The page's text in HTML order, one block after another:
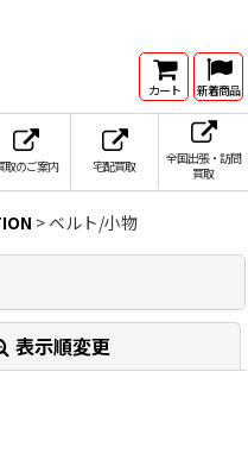
カート 新着商品
取のご案内 宅配買取
全国出張・訪問
買取
> ベルト/小物
表示順変更